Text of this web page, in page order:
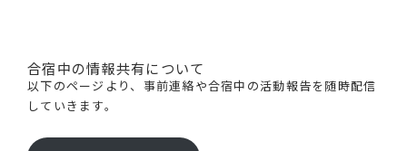
合宿中の情報共有について
以下のページより、事前連絡や合宿中の活動報告を随時配信
していきます。